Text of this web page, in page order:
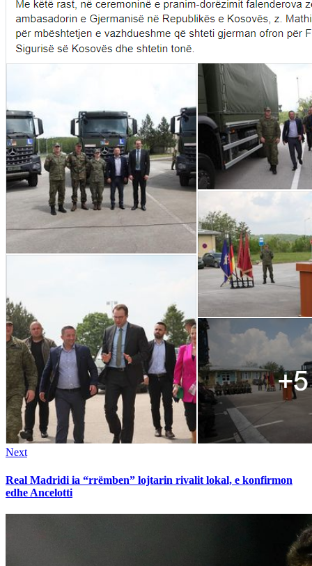
NextNext
Real Madridi ia “rrëmben” lojtarin rivalit lokal, e konfirmon
edhe Ancelotti